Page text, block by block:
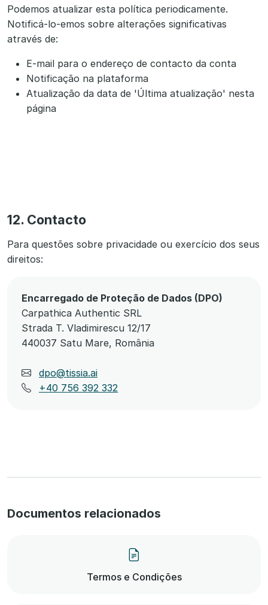
Podemos atualizar esta política periodicamente.
Notificá-lo-emos sobre alterações significativas
através de:
E-mail para o endereço de contacto da conta
Notificação na plataforma
Atualização da data de 'Última atualização' nesta
página
12. Contacto
Para questões sobre privacidade ou exercício dos seus
direitos:
Encarregado de Proteção de Dados (DPO)
Carpathica Authentic SRL
Strada T. Vladimirescu 12/17
440037 Satu Mare, România
dpo@tissia.ai
+40 756 392 332
Documentos relacionados
Termos e Condições